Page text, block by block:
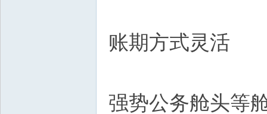
账期方式灵活
强势公务舱头等